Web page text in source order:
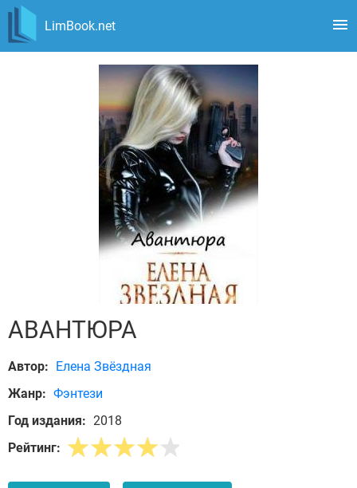
LimBook.net
АВАНТЮРА
Автор: Елена Звёздная
Жанр: Фэнтези
Год издания: 2018
Рейтинг: